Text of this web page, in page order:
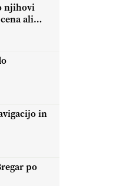
njihovi
ali
in
po